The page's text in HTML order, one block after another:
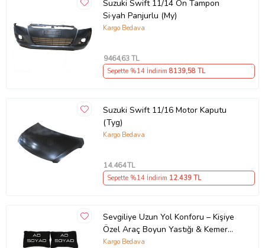
Suzuki Swift 11/14 Ön Tampon
Si·yah Panjurlu (My)
Kargo Bedava
9464,63 TL
Sepette %14 İndirim 8139,58 TL
Suzuki Swift 11/16 Motor Kaputu
(Tyg)
Kargo Bedava
14.464TL
Sepette %14 İndirim 12.439TL
Sevgiliye Uzun Yol Konforu – Kişiye
Özel Araç Boyun Yastığı & Kemer
Pedi Hediye Seti
Kargo Bedava